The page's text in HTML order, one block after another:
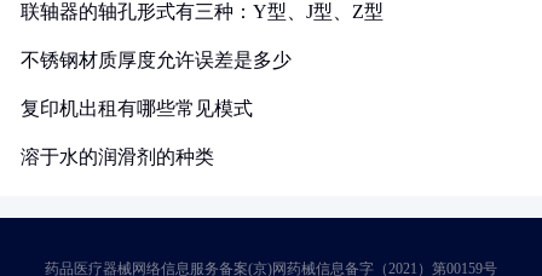
联轴器的轴孔形式有三种：Y型、J型、Z型
不锈钢材质厚度允许误差是多少
复印机出租有哪些常见模式
溶于水的润滑剂的种类
药品医疗器械网络信息服务备案(京)网药械信息备字（2021）第00159号